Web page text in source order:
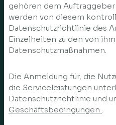
gehören dem Auftraggeber
werden von diesem
Datenschutzrichtlinie des
Einzelheiten zu den von
Datenschutzmaßnahmen.
Die Anmeldung für, die
die Serviceleistungen
Datenschutzrichtlinie und
Geschäftsbedingungen .